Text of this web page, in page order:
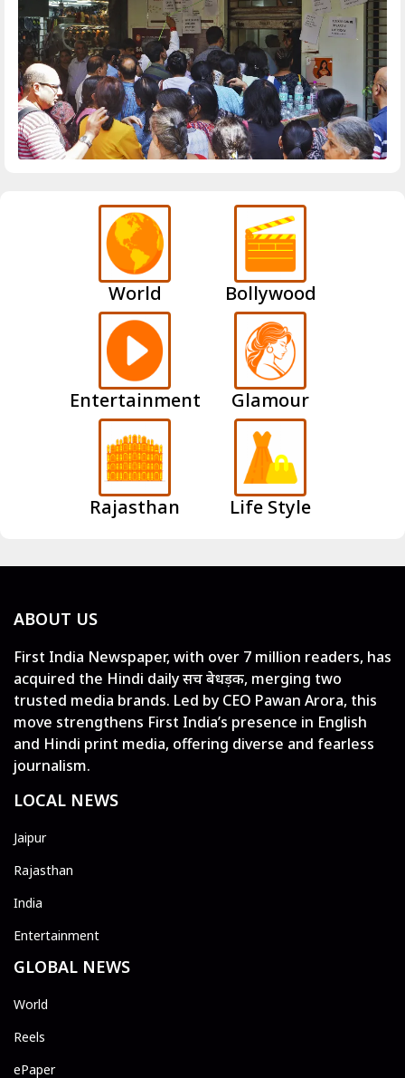
World Bollywood
Entertainment Glamour
Rajasthan Life Style
ABOUT US
First India Newspaper, with over 7 million readers, has
acquired the Hindi daily सच बेधड़क, merging two
trusted media brands. Led by CEO Pawan Arora, this
move strengthens First India’s presence in English
and Hindi print media, offering diverse and fearless
journalism.
LOCAL NEWS
Jaipur
Rajasthan
India
Entertainment
GLOBAL NEWS
World
Reels
ePaper